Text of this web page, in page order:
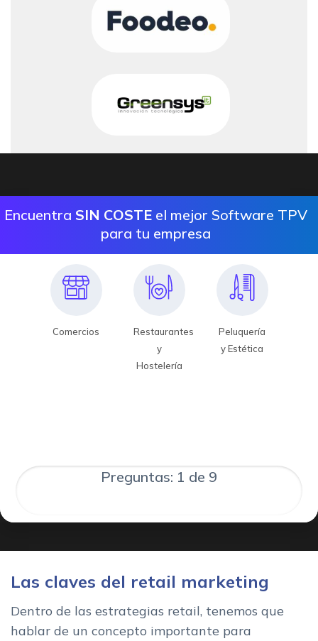
Encuentra SIN COSTEel mejor Software TPV
para tu empresa
Comercios
Restaurantes
y
Hostelería
Peluquería
y Estética
Preguntas: 1 de 9
Las claves del retail marketing
Dentro de las estrategias retail, tenemos que
hablar de un concepto importante para